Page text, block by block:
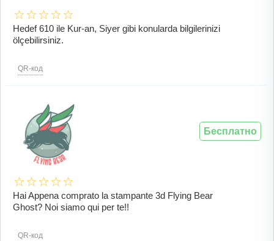
Hedef 610 ile Kur-an, Siyer gibi konularda bilgilerinizi
ölçebilirsiniz.
QR-код
Hai Appena comprato la stampante 3d Flying Bear
Ghost? Noi siamo qui per te!!
QR-код
Бесплатно